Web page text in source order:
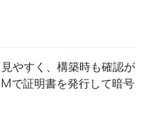
やすく、構築時も確認が
で証明書を発行して暗号